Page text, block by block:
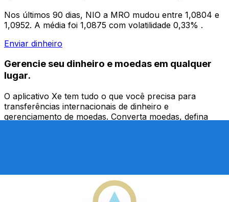
Nos últimos 90 dias, NIO a MRO mudou entre 1,0804 e
1,0952. A média foi 1,0875 com volatilidade 0,33% .
Enviar dinheiro
Gerencie seu dinheiro e moedas em qualquer
lugar.
O aplicativo Xe tem tudo o que você precisa para
transferências internacionais de dinheiro e
gerenciamento de moedas. Converta moedas, defina